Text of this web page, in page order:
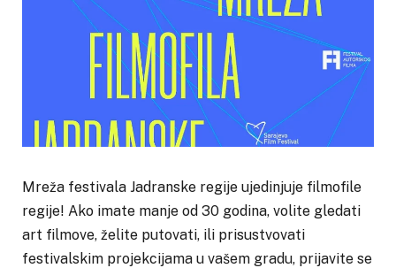
Mreža festivala Jadranske regije ujedinjuje filmofile
regije! Ako imate manje od 30 godina, volite gledati
art filmove, želite putovati, ili prisustvovati
festivalskim projekcijama u vašem gradu, prijavite se